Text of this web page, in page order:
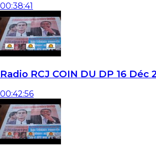
00:38:41
Radio RCJ COIN DU DP 16 Déc
00:42:56